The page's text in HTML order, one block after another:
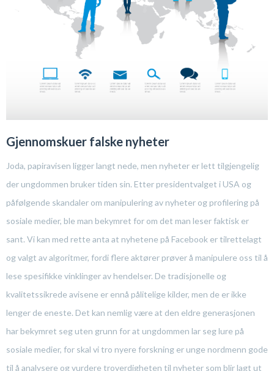
Gjennomskuer falske nyheter
Joda, papiravisen ligger langt nede, men nyheter er lett tilgjengelig
der ungdommen bruker tiden sin. Etter presidentvalget i USA og
påfølgende skandaler om manipulering av nyheter og profilering på
sosiale medier, ble man bekymret for om det man leser faktisk er
sant. Vi kan med rette anta at nyhetene på Facebook er tilrettelagt
og valgt av algoritmer, fordi flere aktører prøver å manipulere oss til å
lese spesifikke vinklinger av hendelser. De tradisjonelle og
kvalitetssikrede avisene er ennå pålitelige kilder, men de er ikke
lenger de eneste. Det kan nemlig være at den eldre generasjonen
har bekymret seg uten grunn for at ungdommen lar seg lure på
sosiale medier, for skal vi tro nyere forskning er unge nordmenn gode
til å analysere og vurdere troverdigheten til nyheter som blir lagt ut